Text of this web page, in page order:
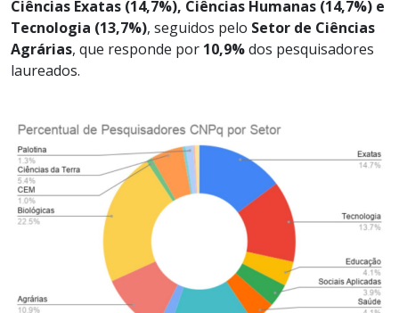
Ciências Exatas (14,7%), Ciências Humanas (14,7%) e
Tecnologia (13,7%), seguidos pelo Setor de Ciências
Agrárias, que responde por 10,9%dos pesquisadores
laureados.